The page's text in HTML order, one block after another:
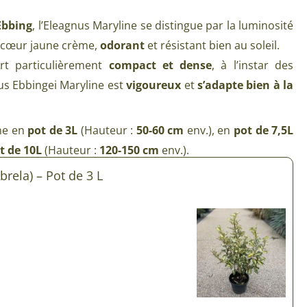
semences BIO
en mélange
pour gazon & prairie
semis de printemps
semis d’été
semis d’automne
Plantes pour salle de bain
Plantes de bureau
Plantes d’intérieur dépolluantes
Plantes increvables
, l’Eleagnus Maryline se distingue par la luminosité
jaune crème, odorantet résistant bien au soleil.
particulièrement compact et dense, à l’instar des
Ebbingei Maryline estvigoureux ets’adapte bien à la
en pot de 3L (Hauteur : 50-60 cm env.), en pot de 7,5L
de 10L(Hauteur : 120-150 cm env.).
– Pot de 3 L